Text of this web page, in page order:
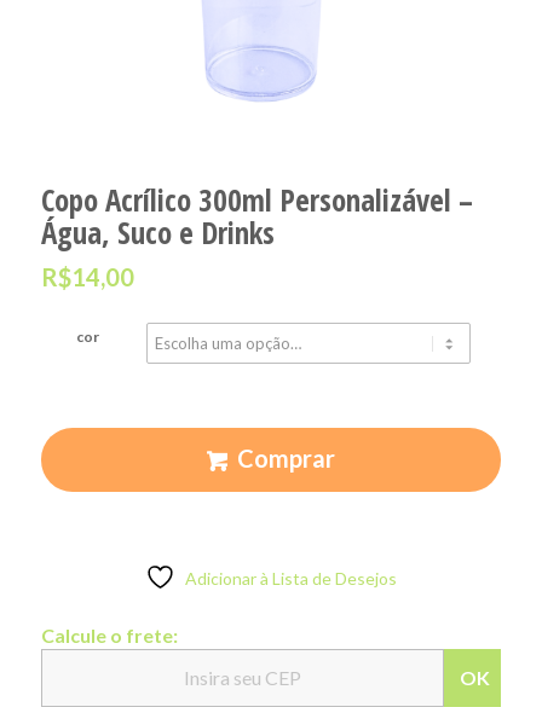
Copo Acrílico 300ml Personalizável –
Água, Suco e Drinks
R$14,00
cor
Comprar
Adicionar à Lista de Desejos
Calcule o frete:
OK